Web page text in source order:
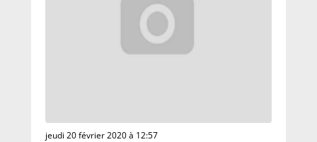
jeudi 20 février 2020 à 12:57